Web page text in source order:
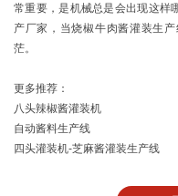
常重要，是机械总是会出现这样
产厂家，当烧椒牛肉酱灌装生
茫。
更多推荐：
八头辣椒酱灌装机
自动酱料生产线
四头灌装机-芝麻酱灌装生产线